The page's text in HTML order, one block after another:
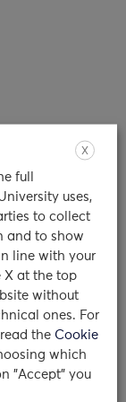
X
full
uses,
to collect
and to show
line with your
X at the top
without
ones. For
the Cookie
which
"Accept" you